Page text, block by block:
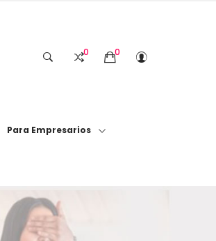
0
0
Para Empresarios